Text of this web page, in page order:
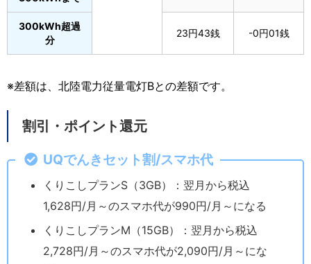
300kWh超過
分
23円43銭 -0円01銭
※差額は、北陸電力従量電灯Bとの差額です。
割引・ポイント還元
UQでんきセット割/スマホ代
くりこしプランS（3GB）：翌月から税込
1,628円/月～のスマホ代が990円/月～になる
くりこしプランM（15GB）：翌月から税込
2,728円/月～のスマホ代が2,090円/月～にな